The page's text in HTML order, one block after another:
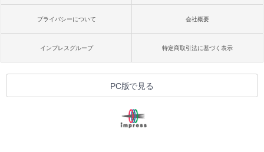
プライバシーについて 会社概要
インプレスグループ 特定商取引法に基づく表示
PC版で見る